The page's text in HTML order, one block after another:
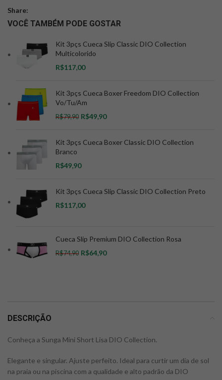
Share:
VOCÊ TAMBÉM PODE GOSTAR
Kit 3pçs Cueca Slip Classic DIO Collection
Multicolorido
R$
Kit 3pçs Cueca Boxer Freedom DIO Collection
Vo/Tu/Am
R$79,90 R$49,90
Kit 3pçs Cueca Boxer Classic DIO Collection
Branco
R$
Kit 3pçs Cueca Slip Classic DIO Collection Preto
R$
Cueca Slip Premium DIO Collection Rosa
R$74,90 R$64,90
DESCRIÇÃO
Conheça a Sunga Mini Short Lisa DIO Collection.
Elegante e singular. Ajuste perfeito. Ideal para curtir um dia de sol
na praia ou na piscina com a qualidade e alto padrão da DIO